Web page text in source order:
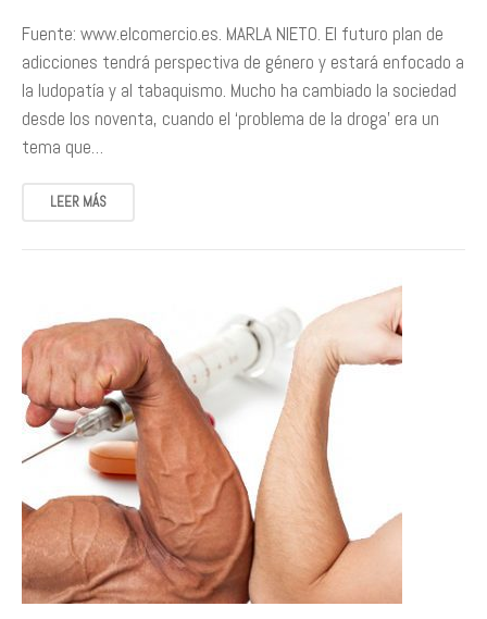
Fuente: www.elcomercio.es. MARLA NIETO. El futuro plan de
adicciones tendrá perspectiva de género y estará enfocado a
la ludopatía y al tabaquismo. Mucho ha cambiado la sociedad
desde los noventa, cuando el ‘problema de la droga’ era un
tema que…
LEER MÁS